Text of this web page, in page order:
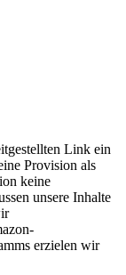
Link ein
Provision als
keine
unsere Inhalte
erzielen wir